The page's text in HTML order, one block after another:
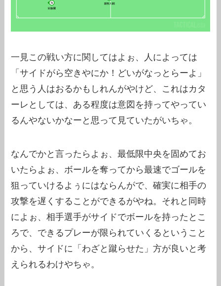
一見この戦い方に関してはよぉ、人によっては
「サイドがら空きやにか！どいがなっとらーよ」
と思う人はおるかもしれんがやけど、これはカタ
ーレとしては、ある程度は意図を持ってやってい
るんやないかなーと思って見ていたがいちゃ。
なんでかと言ったらよぉ、最低限中央を固めてお
いたらよぉ、ボールを奪ってから最速でゴールを
狙っていけるよぅにはならんがで、確実に相手の
攻撃を遅くすることができるがやね。それと同時
によぉ、相手選手がサイドでボールを持ったとこ
ろで、できるプレーが限られていくるということ
から、サイドに「わざと蹴らせた」方が良いと考
えられるわけやちゃ。